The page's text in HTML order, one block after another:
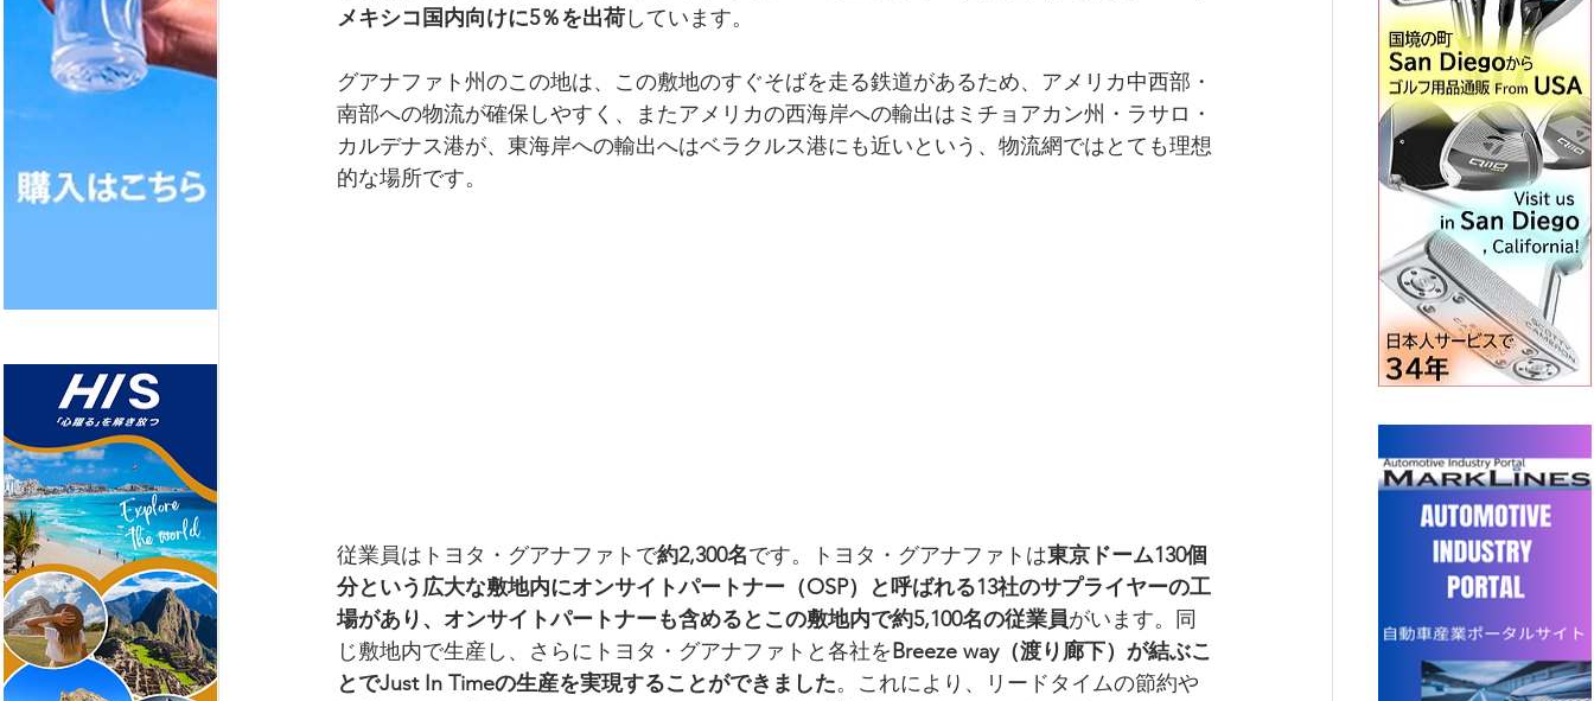
メキシコ国内向けに5％を出荷しています。
グアナファト州のこの地は、この敷地のすぐそばを走る鉄道があるため、アメリカ中西部・
南部への物流が確保しやすく、またアメリカの西海岸への輸出はミチョアカン州・ラサロ・
カルデナス港が、東海岸への輸出へはベラクルス港にも近いという、物流網ではとても理想
的な場所です。
従業員はトヨタ・グアナファトで約2,300名です。トヨタ・グアナファトは東京ドーム130個
分という広大な敷地内にオンサイトパートナー（OSP）と呼ばれる13社のサプライヤーの工
場があり、オンサイトパートナーも含めるとこの敷地内で約5,100名の従業員がいます。同
じ敷地内で生産し、さらにトヨタ・グアナファトと各社をBreeze way（渡り廊下）が結ぶこ
とでJust In Timeの生産を実現することができました。これにより、リードタイムの節約や